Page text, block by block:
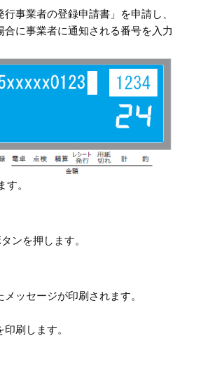
行事業者の登録申請書」を申請し、
合に事業者に通知される番号を入力
。
ンを押します。
ッセージが印刷されます。
刷します。